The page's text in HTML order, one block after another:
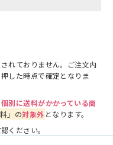
れておりません。ご注文内
した時点で確定となりま
個別に送料がかかっている商
」の対象外 となります。
ください。